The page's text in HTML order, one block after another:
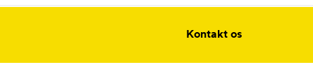
Kontakt os